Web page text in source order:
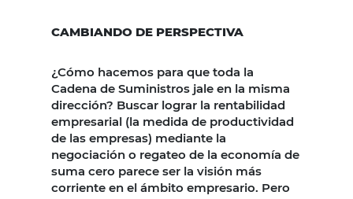
CAMBIANDO DE PERSPECTIVA
¿Cómo hacemos para que toda la
Cadena de Suministros jale en la misma
dirección? Buscar lograr la rentabilidad
empresarial (la medida de productividad
de las empresas) mediante la
negociación o regateo de la economía de
suma cero parece ser la visión más
corriente en el ámbito empresario. Pero